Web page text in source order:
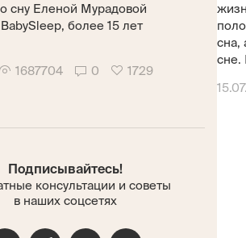
сну Еленой Мурадовой
более 15 лет
1687704 0 1729
сна,
сне.
Подписывайтесь!
консультации и советы
в наших соцсетях